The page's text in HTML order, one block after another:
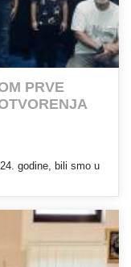
PRVE
godine, bili smo u